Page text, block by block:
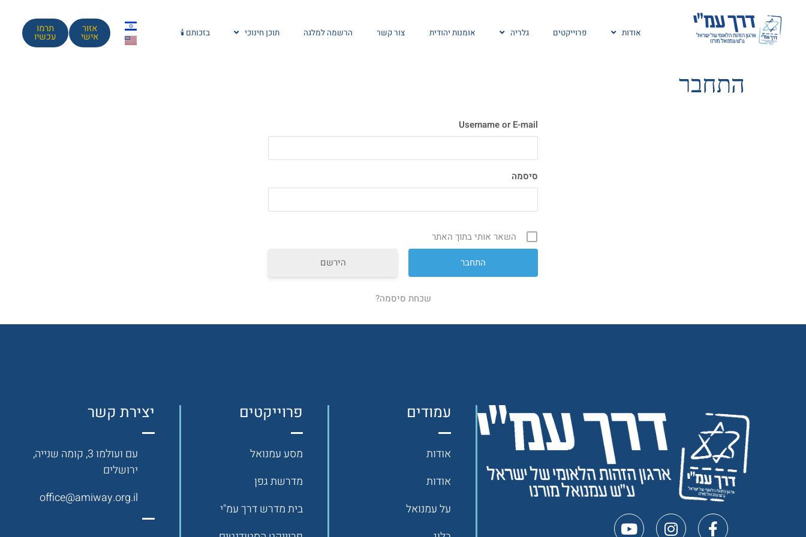
אודות פרוייקטים גלריה אומנות יהודית צור קשר הרשמה למלגה תוכן חינוכי בזכותם 🕯️ אזור
אישי
תרמו
עכשיו
התחבר
Username or E-mail
סיסמה
השאר אותי בתוך האתר
הירשם
שכחת סיסמה?
עמודים
אודות
אודות
על עמנואל
פרוייקטים
מסע עמנואל
מדרשת גפן
בית מדרש דרך עמ"י
יצירת קשר
עם ועולמו 3, קומה שנייה,
ירושלים
office@amiway.org.il